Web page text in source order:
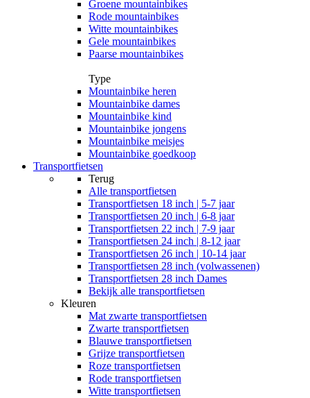
Groene mountainbikes
Rode mountainbikes
Witte mountainbikes
Gele mountainbikes
Paarse mountainbikes
Type
Mountainbike heren
Mountainbike dames
Mountainbike kind
Mountainbike jongens
Mountainbike meisjes
Mountainbike goedkoop
Transportfietsen
Terug
Alle transportfietsen
Transportfietsen 18 inch | 5-7 jaar
Transportfietsen 20 inch | 6-8 jaar
Transportfietsen 22 inch | 7-9 jaar
Transportfietsen 24 inch | 8-12 jaar
Transportfietsen 26 inch | 10-14 jaar
Transportfietsen 28 inch (volwassenen)
Transportfietsen 28 inch Dames
Bekijk alle transportfietsen
Kleuren
Mat zwarte transportfietsen
Zwarte transportfietsen
Blauwe transportfietsen
Grijze transportfietsen
Roze transportfietsen
Rode transportfietsen
Witte transportfietsen